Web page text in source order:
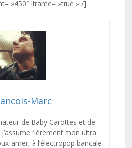
»450″ iframe= »true » /]
Marc
de Baby Carottes et de
fièrement mon ultra
amer, à l’électropop bancale